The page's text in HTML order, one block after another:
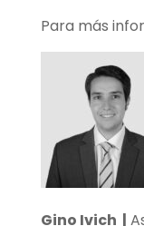
Para más
Gino Ivich |